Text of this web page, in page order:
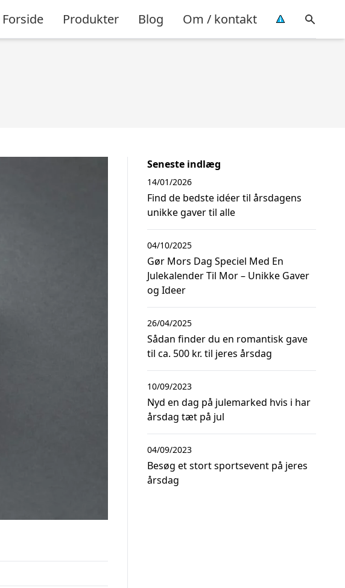
Forside Produkter Blog Om / kontakt
Seneste indlæg
Find de bedste idéer til årsdagens
unikke gaver til alle
14/01/2026
Gør Mors Dag Speciel Med En
Julekalender Til Mor – Unikke Gaver
og Ideer
04/10/2025
Sådan finder du en romantisk gave
til ca. 500 kr. til jeres årsdag
26/04/2025
Nyd en dag på julemarked hvis i har
årsdag tæt på jul
10/09/2023
Besøg et stort sportsevent på jeres
årsdag
04/09/2023